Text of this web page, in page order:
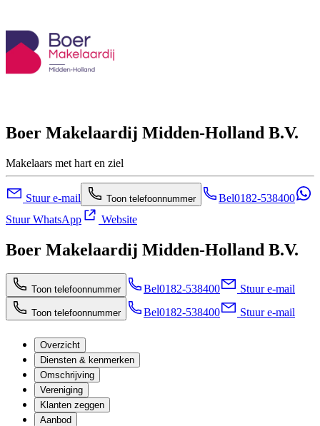
Boer Makelaardij Midden-Holland B.V.
Makelaars met hart en ziel
Stuur e-mail Toon telefoonnummer Bel0182-538400
Stuur WhatsApp
Website
Boer Makelaardij Midden-Holland B.V.
Toon telefoonnummer Bel0182-538400 Stuur e-mail
Toon telefoonnummer Bel0182-538400 Stuur e-mail
Overzicht
Diensten & kenmerken
Omschrijving
Vereniging
Klanten zeggen
Aanbod